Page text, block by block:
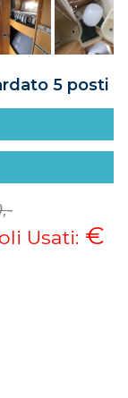
5 posti
Usati: €